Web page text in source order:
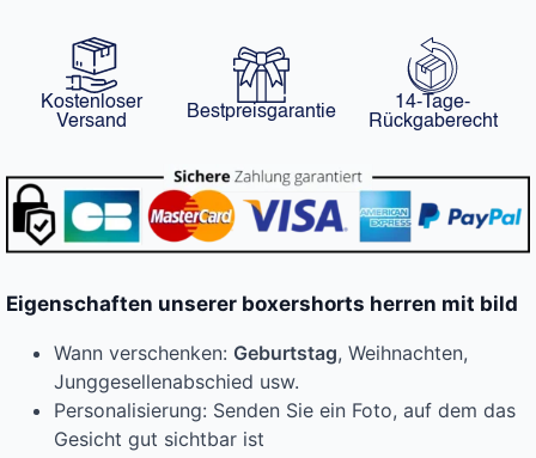
Kostenloser
Versand
Bestpreisgarantie
14-Tage-
Rückgaberecht
Eigenschaften unserer boxershorts herren mit bild
Wann verschenken: Geburtstag, Weihnachten,
Junggesellenabschied usw.
Personalisierung: Senden Sie ein Foto, auf dem das
Gesicht gut sichtbar ist